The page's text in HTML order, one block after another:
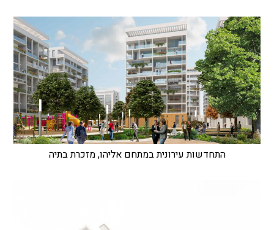
התחדשות עירונית במתחם אליהו, מזכרת בתיה